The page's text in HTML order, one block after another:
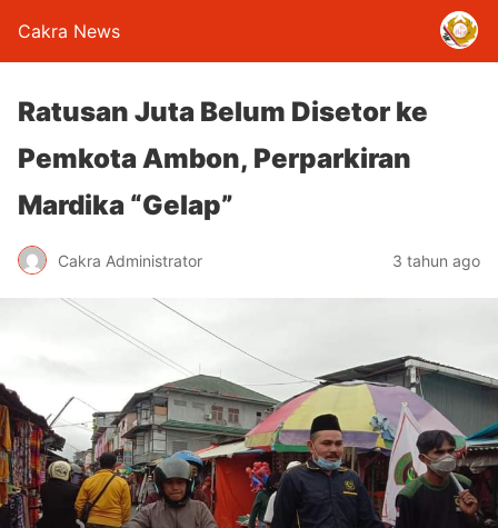
Cakra News
Ratusan Juta Belum Disetor ke
Pemkota Ambon, Perparkiran
Mardika “Gelap”
Cakra Administrator 3 tahun ago